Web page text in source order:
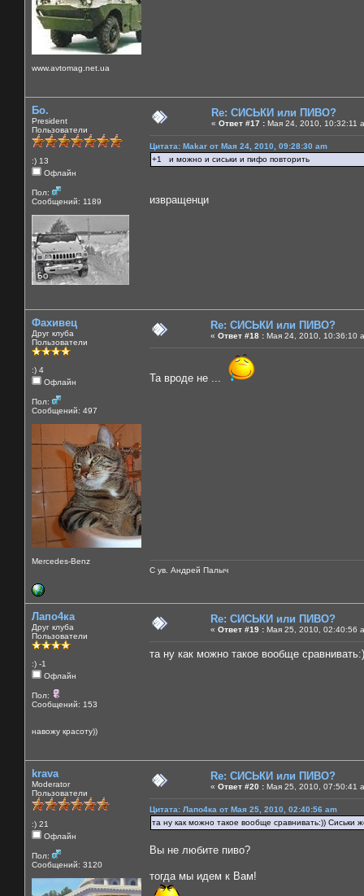
www.avtomag.net.ua
Бо.
President
Пользователи
:) 13
Офлайн
Пол:
Сообщений: 1189
Re: СИСЬКИ или ПИВО?
« Ответ #17 : Мая 24, 2010, 10:32:11
Цитата: Makar от Мая 24, 2010, 09:28:30 am
+1 и можно и сиськи и пифо повторить
извращенци
Фахивец
Друг клуба
Пользователи
:) 4
Офлайн
Пол:
Сообщений: 497
Mercedes-Benz
Re: СИСЬКИ или ПИВО?
« Ответ #18 : Мая 24, 2010, 10:36:10
Та вроде не ...
С ув. Андрей Палыч
Лапо4ка
Друг клуба
Пользователи
:) -1
Офлайн
Пол:
Сообщений: 153
навожу красоту))
Re: СИСЬКИ или ПИВО?
« Ответ #19 : Мая 25, 2010, 02:40:56
та ну как можно такое вообще
krava
Moderator
Пользователи
:) 21
Офлайн
Пол:
Сообщений: 3120
Re: СИСЬКИ или ПИВО?
« Ответ #20 : Мая 25, 2010, 07:50:41
Цитата: Лапо4ка от Мая 25, 2010, 02:40:56 am
та ну как можно такое вообще сравнивать:)) Сиськи
Вы не любите пиво?
тогда мы идем к Вам!